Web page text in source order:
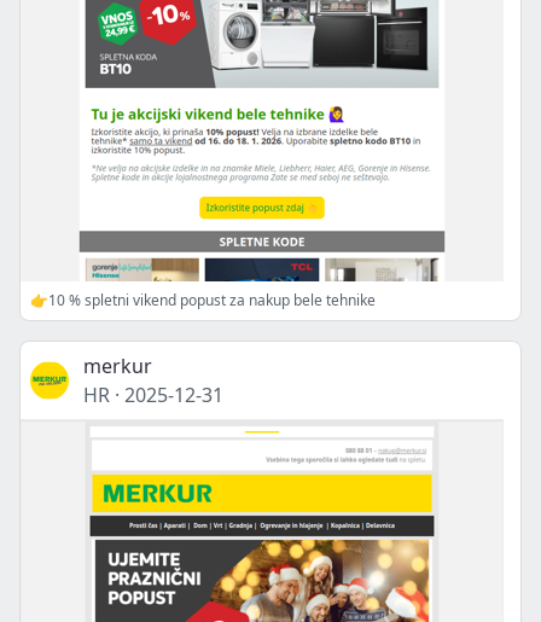
👉10 % spletni vikend popust za nakup bele tehnike
merkur
HR · 2025-12-31